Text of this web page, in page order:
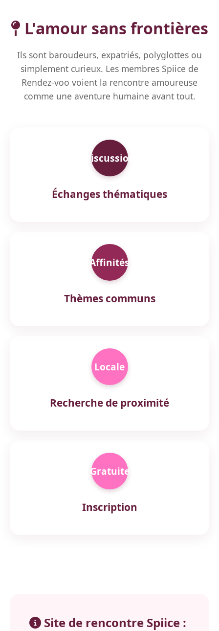
L'amour sans frontières
Ils sont baroudeurs, expatriés, polyglottes ou
simplement curieux. Les membres Spiice de
Rendez-voo voient la rencontre amoureuse
comme une aventure humaine avant tout.
Discussion
Échanges thématiques
Affinités
Thèmes communs
Locale
Recherche de proximité
Gratuite
Inscription
Site de rencontre Spiice :